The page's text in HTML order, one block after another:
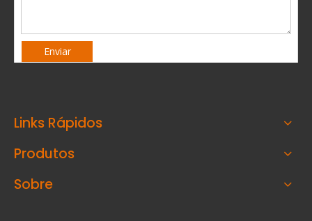
Enviar
Links Rápidos
Produtos
Sobre